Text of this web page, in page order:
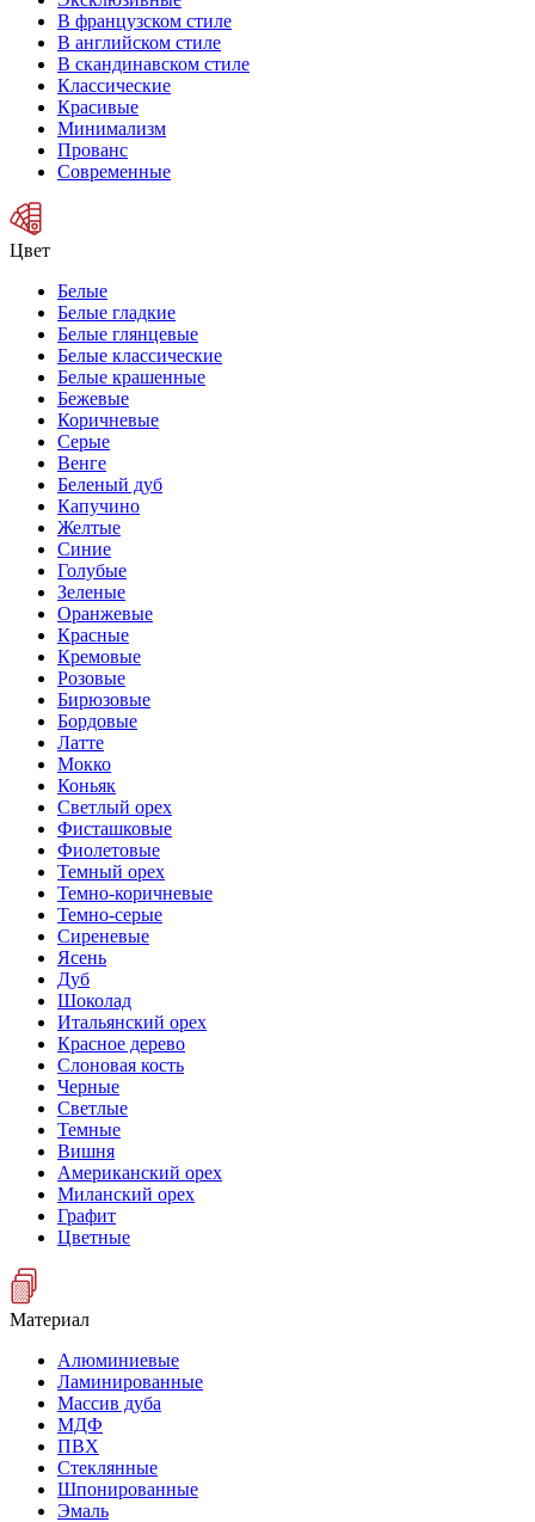
В французском стиле
В английском стиле
В скандинавском стиле
Классические
Красивые
Минимализм
Прованс
Современные
Цвет
Белые
Белые гладкие
Белые глянцевые
Белые классические
Белые крашенные
Бежевые
Коричневые
Серые
Венге
Беленый дуб
Капучино
Желтые
Синие
Голубые
Зеленые
Оранжевые
Красные
Кремовые
Розовые
Бирюзовые
Бордовые
Латте
Мокко
Коньяк
Светлый орех
Фисташковые
Фиолетовые
Темный орех
Темно-коричневые
Темно-серые
Сиреневые
Ясень
Дуб
Шоколад
Итальянский орех
Красное дерево
Слоновая кость
Черные
Светлые
Темные
Вишня
Американский орех
Миланский орех
Графит
Цветные
Материал
Алюминиевые
Ламинированные
Массив дуба
МДФ
ПВХ
Стеклянные
Шпонированные
Эмаль